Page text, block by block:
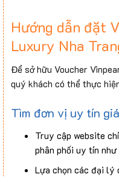
Hướng dẫn đặt
Luxury Nha
Để sở hữu Voucher
quý khách có thể thực
Tìm đơn vị uy tín
Truy cập website
phân phối uy tín
Lựa chọn các đại lý